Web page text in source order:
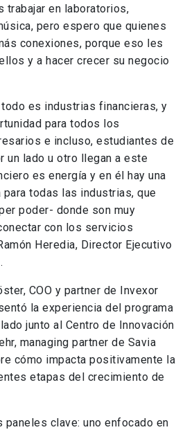
trabajar en laboratorios,
pero espero que quienes
conexiones, porque eso les
y a hacer crecer su negocio
es industrias financieras, y
para todos los
e incluso, estudiantes de
un lado u otro llegan a este
es energía y en él hay una
todas las industrias, que
poder- donde son muy
con los servicios
Heredia, Director Ejecutivo
COO y partner de Invexor
la experiencia del programa
junto al Centro de Innovación
managing partner de Savia
cómo impacta positivamente la
etapas del crecimiento de
paneles clave: uno enfocado en